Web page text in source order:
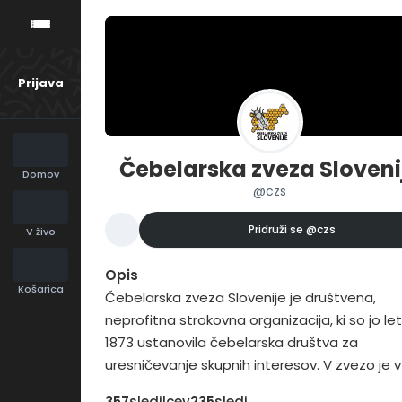
Prijava
Domov
V živo
Košarica
Čebelarska zveza
@czs
Pridruži se @czs
Opis
Čebelarska zveza Slovenije je društvena,
neprofitna strokovna organizacija, ki so jo
1873 ustanovila čebelarska društva za
uresničevanje skupnih interesov. V zvezo je